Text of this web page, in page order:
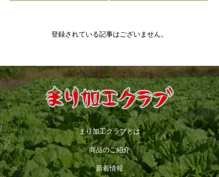
登録されている記事はございません。
まり加工クラブとは
商品のご紹介
新着情報